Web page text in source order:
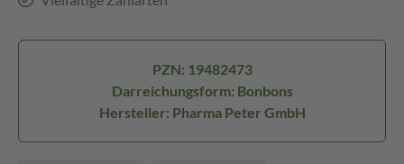
PZN: 19482473
Darreichungsform: Bonbons
Hersteller: Pharma Peter GmbH